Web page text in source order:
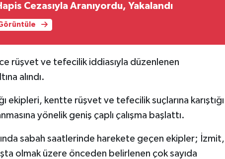
Cezasıyla Aranıyordu, Yakalandı
rüşvet ve tefecilik iddiasıyla düzenlenen
alındı.
ekipleri, kentte rüşvet ve tefecilik suçlarına karıştığı
yönelik geniş çaplı çalışma başlattı.
sabah saatlerinde harekete geçen ekipler; İzmit,
olmak üzere önceden belirlenen çok sayıda